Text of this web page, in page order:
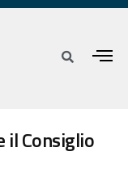
il Consiglio